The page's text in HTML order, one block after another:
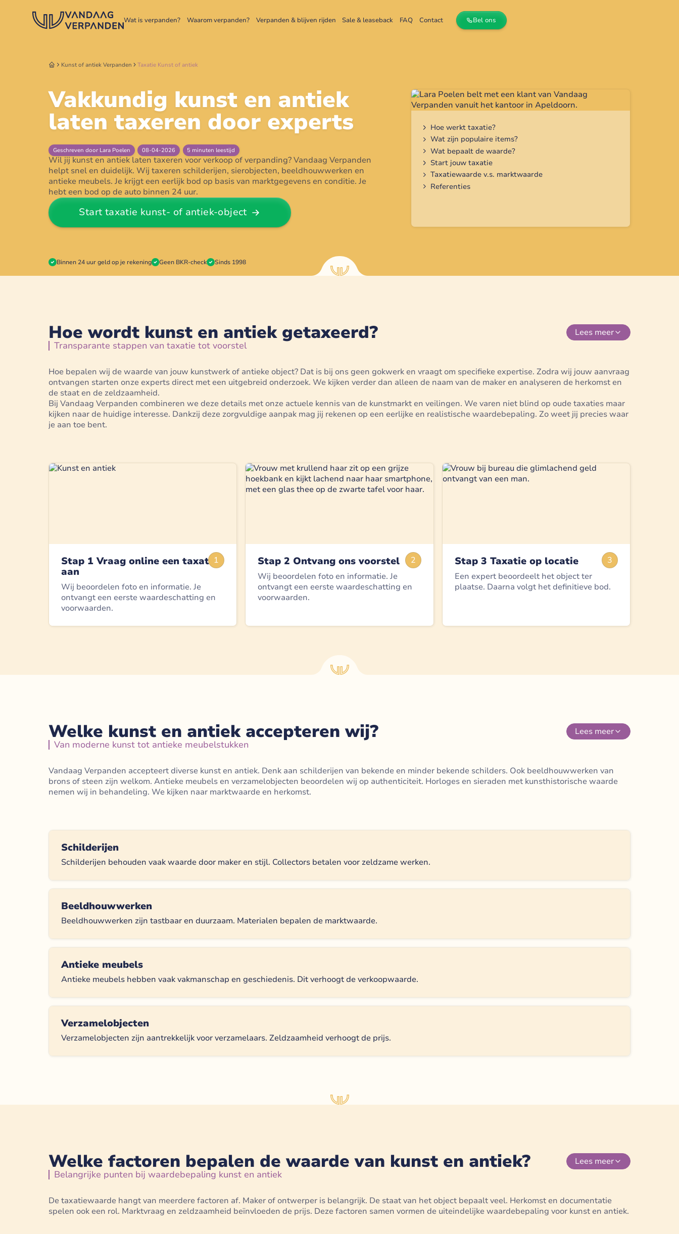
Wat is verpanden? Waarom verpanden? Verpanden & blijven rijden Sale & leaseback FAQ Contact Bel ons
Kunst of antiek Verpanden Taxatie Kunst of antiek
Vakkundig kunst en antiek
laten taxeren door experts
Geschreven door Lara Poelen 08-04-2026 5 minuten leestijd
Wil jij kunst en antiek laten taxeren voor verkoop of verpanding? Vandaag Verpanden
helpt snel en duidelijk. Wij taxeren schilderijen, sierobjecten, beeldhouwwerken en
antieke meubels. Je krijgt een eerlijk bod op basis van marktgegevens en conditie. Je
hebt een bod op de auto binnen 24 uur.
Start taxatie kunst- of antiek-object
Inhoud artikel
Hoe werkt taxatie?
Wat zijn populaire items?
Wat bepaalt de waarde?
Start jouw taxatie
Taxatiewaarde v.s. marktwaarde
Referenties
Binnen 24 uur geld op je rekening Geen BKR-check Sinds 1998
Hoe wordt kunst en antiek getaxeerd?
Transparante stappen van taxatie tot voorstel
Lees meer
Hoe bepalen wij de waarde van jouw kunstwerk of antieke object? Dat is bij ons geen gokwerk en vraagt om specifieke expertise. Zodra wij jouw aanvraag
ontvangen starten onze experts direct met een uitgebreid onderzoek. We kijken verder dan alleen de naam van de maker en analyseren de herkomst en
de staat en de zeldzaamheid.
Bij Vandaag Verpanden combineren we deze details met onze actuele kennis van de kunstmarkt en veilingen. We varen niet blind op oude taxaties maar
kijken naar de huidige interesse. Dankzij deze zorgvuldige aanpak mag jij rekenen op een eerlijke en realistische waardebepaling. Zo weet jij precies waar
je aan toe bent.
1
Stap 1 Vraag online een taxatie
aan
Wij beoordelen foto en informatie. Je
ontvangt een eerste waardeschatting en
voorwaarden.
2
Stap 2 Ontvang ons voorstel
Wij beoordelen foto en informatie. Je
ontvangt een eerste waardeschatting en
voorwaarden.
3
Stap 3 Taxatie op locatie
Een expert beoordeelt het object ter
plaatse. Daarna volgt het definitieve bod.
Welke kunst en antiek accepteren wij?
Van moderne kunst tot antieke meubelstukken
Lees meer
Vandaag Verpanden accepteert diverse kunst en antiek. Denk aan schilderijen van bekende en minder bekende schilders. Ook beeldhouwwerken van
brons of steen zijn welkom. Antieke meubels en verzamelobjecten beoordelen wij op authenticiteit. Horloges en sieraden met kunsthistorische waarde
nemen wij in behandeling. We kijken naar marktwaarde en herkomst.
Schilderijen
Schilderijen behouden vaak waarde door maker en stijl. Collectors betalen voor zeldzame werken.
Beeldhouwwerken
Beeldhouwwerken zijn tastbaar en duurzaam. Materialen bepalen de marktwaarde.
Antieke meubels
Antieke meubels hebben vaak vakmanschap en geschiedenis. Dit verhoogt de verkoopwaarde.
Verzamelobjecten
Verzamelobjecten zijn aantrekkelijk voor verzamelaars. Zeldzaamheid verhoogt de prijs.
Welke factoren bepalen de waarde van kunst en antiek?
Belangrijke punten bij waardebepaling kunst en antiek
Lees meer
De taxatiewaarde hangt van meerdere factoren af. Maker of ontwerper is belangrijk. De staat van het object bepaalt veel. Herkomst en documentatie
spelen ook een rol. Marktvraag en zeldzaamheid beïnvloeden de prijs. Deze factoren samen vormen de uiteindelijke waardebepaling voor kunst en antiek.